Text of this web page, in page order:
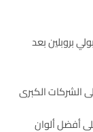
بروبلين بعد
الشركات الكبرى
أفضل ألوان